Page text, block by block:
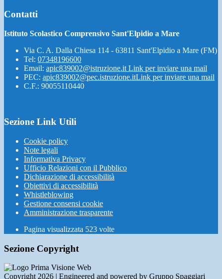
Contatti
Istituto Scolastico Comprensivo Sant'Elpidio a Mare
Via C. A. Dalla Chiesa 114 - 63811 Sant'Elpidio a Mare (FM)
Tel: 07348196600
Email: apic839002@istruzione.it Link per inviare una mail
PEC: apic839002@pec.istruzione.itLink per inviare una mail
C.F.: 90055110440
Sezione Link Utili
Cookie policy
Note legali
Informativa Privacy
Ufficio Relazioni con il Pubblico
Dichiarazione di accessibilità
Obiettivi di accessibilità
Whistleblowing
Gestione consensi cookie
Amministrazione trasparente
Pagina visualizzata 523 volte
Sezione Copyright
Copyright 2026 | Engineered and powered by Gruppo Spaggiari